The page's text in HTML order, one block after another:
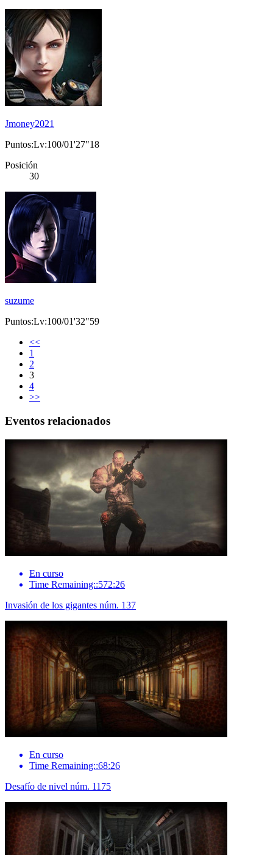
Jmoney2021
Puntos:Lv:100/01'27"18
Posición
30
suzume
Puntos:Lv:100/01'32"59
<<
1
2
3
4
>>
Eventos relacionados
En curso
Time Remaining::572:26
Invasión de los gigantes núm. 137
En curso
Time Remaining::68:26
Desafío de nivel núm. 1175